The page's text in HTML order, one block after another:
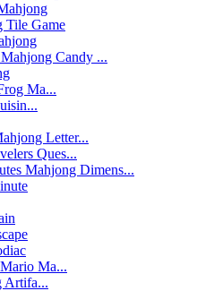
Tile Game
Mahjong Candy ...
Ma...
Letter...
Ques...
Mahjong Dimens...
Ma...
Artifa...